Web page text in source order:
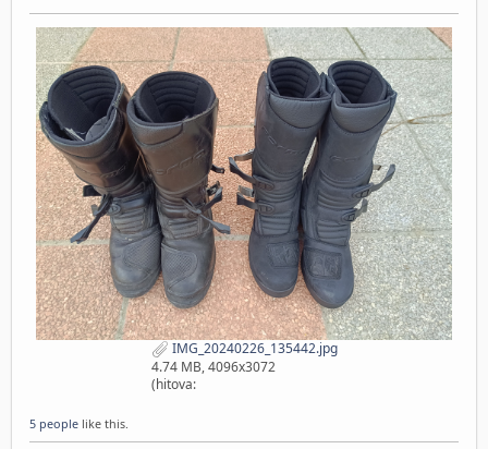
IMG_20240226_135442.jpg
4.74 MB, 4096x3072
(hitova:
5 people like this.